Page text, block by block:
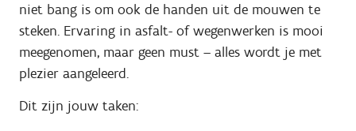
niet bang is om ook de handen uit de mouwen te
steken. Ervaring in asfalt- of wegenwerken is mooi
meegenomen, maar geen must – alles wordt je met
plezier aangeleerd.
Dit zijn jouw taken: